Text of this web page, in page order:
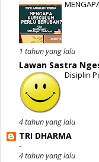
1 tahun yang lalu
Lawan Sastra
Disiplin
4 tahun yang lalu
TRI DHARMA
-
4 tahun yang lalu